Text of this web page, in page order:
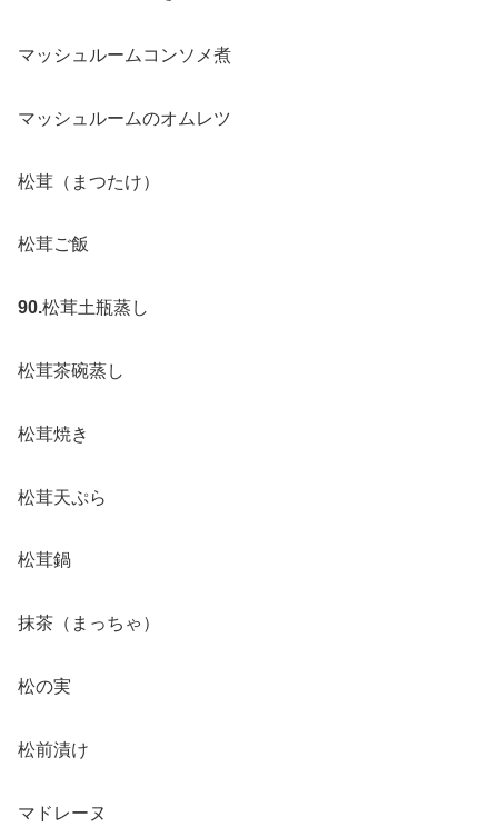
マッシュルームコンソメ煮
マッシュルームのオムレツ
松茸（まつたけ）
松茸ご飯
90.松茸土瓶蒸し
松茸茶碗蒸し
松茸焼き
松茸天ぷら
松茸鍋
抹茶（まっちゃ）
松の実
松前漬け
マドレーヌ